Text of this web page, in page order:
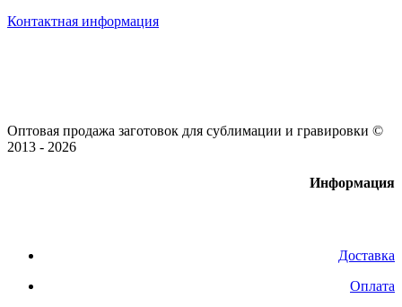
Контактная информация
Оптовая продажа заготовок для сублимации и гравировки ©
2013 - 2026
Информация
Доставка
Оплата